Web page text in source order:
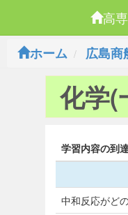
高
ホーム
広島商
化学(
学習内容の到
中和反応がど